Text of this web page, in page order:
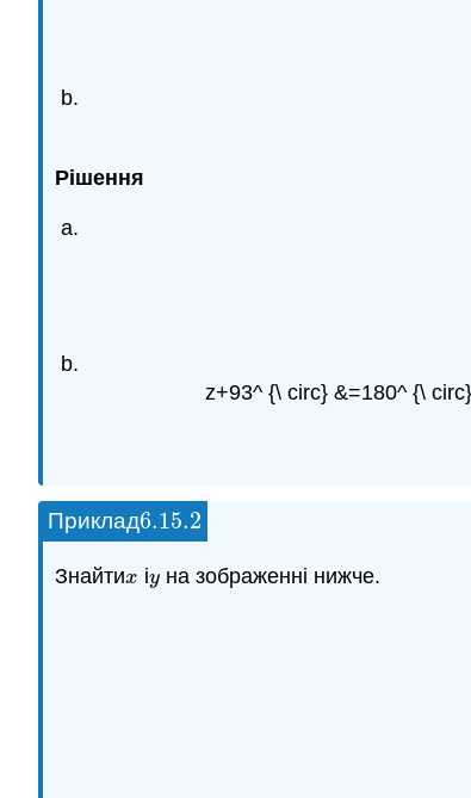
Рішення
z+93^ {\ circ} &=180^ {\
Приклад6.15.2
6.15.2
Знайтиx
x іy
y на зображенні нижче.